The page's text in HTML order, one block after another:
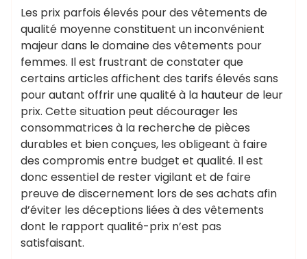
Les prix parfois élevés pour des vêtements de
qualité moyenne constituent un inconvénient
majeur dans le domaine des vêtements pour
femmes. Il est frustrant de constater que
certains articles affichent des tarifs élevés sans
pour autant offrir une qualité à la hauteur de leur
prix. Cette situation peut décourager les
consommatrices à la recherche de pièces
durables et bien conçues, les obligeant à faire
des compromis entre budget et qualité. Il est
donc essentiel de rester vigilant et de faire
preuve de discernement lors de ses achats afin
d’éviter les déceptions liées à des vêtements
dont le rapport qualité-prix n’est pas
satisfaisant.